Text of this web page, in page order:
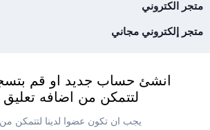
متجر الكتروني
متجر إلكتروني مجاني
انشئ حساب جديد او قم
لتتمكن من اضافه تعليق
يجب ان تكون عضوا لدينا لتتمكن من